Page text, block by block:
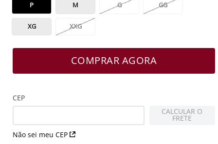
P M G GG
XG XXG
COMPRAR AGORA
CEP
Não sei meu CEP
CALCULAR O
FRETE